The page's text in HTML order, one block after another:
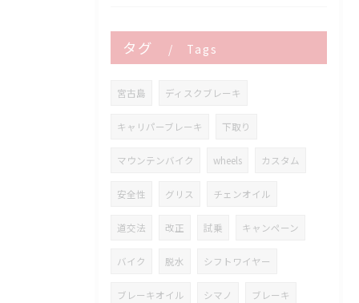
タグ Tags
宮古島 ディスクブレーキ
キャリパーブレーキ 下取り
マウンテンバイク wheels カスタム
安全性 グリス チェンオイル
道交法 改正 試乗 キャンペーン
バイク 脱水 シフトワイヤー
ブレーキオイル シマノ ブレーキ